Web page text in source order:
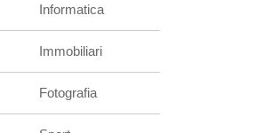
Informatica
Immobiliari
Fotografia